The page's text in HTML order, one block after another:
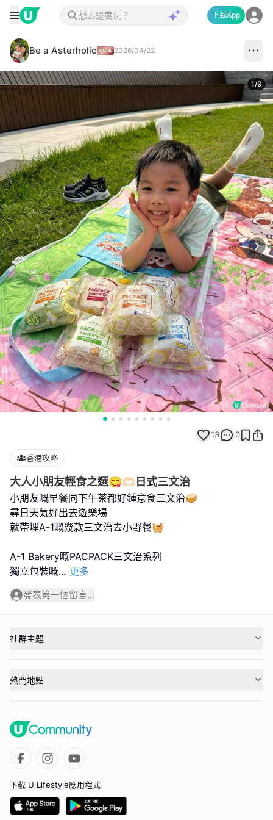
下載App
Be a Asterholic 2026/04/22
1/9
13 0
香港攻略
大人小朋友輕食之選😋🫶🏻日式三文治
小朋友嘅早餐同下午茶都好鍾意食三文治🥪
尋日天氣好出去遊樂場
就帶埋A-1嘅幾款三文治去小野餐🧺
A-1 Bakery嘅PACPACK三文治系列
獨立包裝嘅... 更多
發表第一個留言...
社群主題
熱門地點
下載 U Lifestyle應用程式